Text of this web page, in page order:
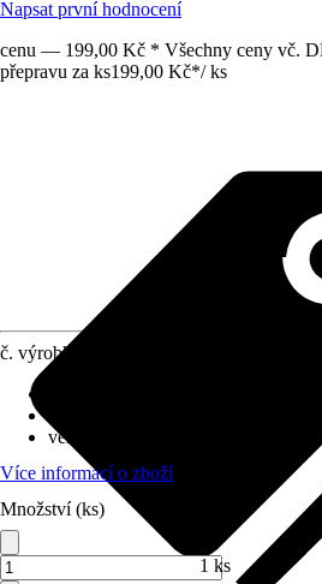
Napsat první hodnocení
cenu — 199,00 Kč * Všechny ceny vč.
přepravu za ks199,00 Kč*/ ks
č. výrobku
velikost upínacích čelistí
Více informací o zboží
Množství (ks)
1 ks